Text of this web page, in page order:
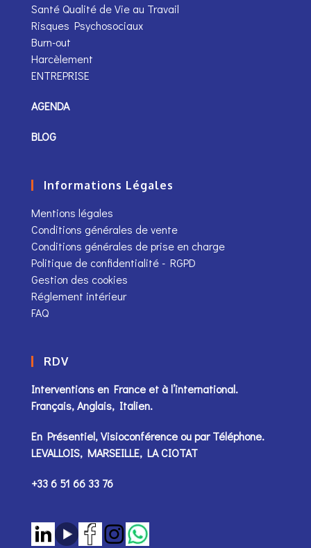
Santé Qualité de Vie au Travail
Risques Psychosociaux
Burn-out
Harcèlement
ENTREPRISE
AGENDA
BLOG
Informations Légales
Mentions légales
Conditions générales de vente
Conditions générales de prise en charge
Politique de confidentialité - RGPD
Gestion des cookies
Réglement intérieur
FAQ
RDV
Interventions en France et à l’international.
Français, Anglais, Italien.
En Présentiel, Visioconférence ou parTéléphone.
LEVALLOIS, MARSEILLE, LA CIOTAT
+33 6 51 66 33 76